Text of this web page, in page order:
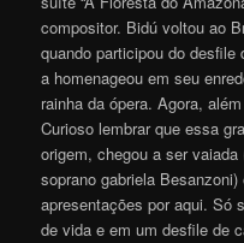
compositor. Bidú voltou ao
quando participou do
a homenageou em seu
rainha da ópera. Agora,
Curioso lembrar que essa
origem, chegou a ser
soprano gabriela
apresentações por aqui. Só
de vida e em um desfile de